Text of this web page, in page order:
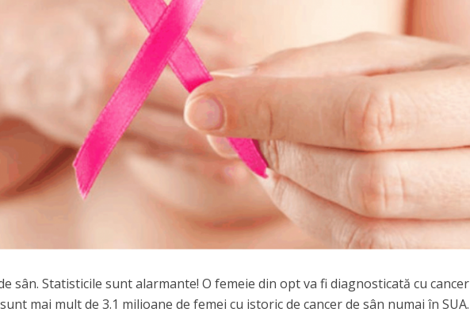
sân. Statisticile sunt alarmante! O femeie din opt va fi diagnosticată cu cancer
mai mult de 3.1 milioane de femei cu istoric de cancer de sân numai în SUA.